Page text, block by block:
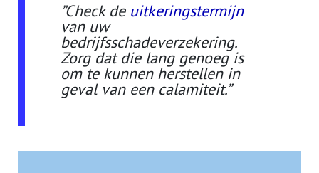
”Check de uitkeringstermijn
van uw
bedrijfsschadeverzekering.
Zorg dat die lang genoeg is
om te kunnen herstellen in
geval van een calamiteit.”